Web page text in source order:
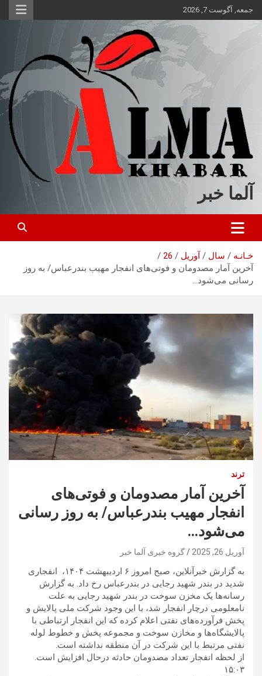
محتوا
جمعه, آگوست 7, 2026
آلما خبر
خـانـه سال آوریل
26
آخرین آمار مصدومان و فوتی‌های انفجار مهیب بندرعباس/ به روز
رسانی می‌شود…
ترند
آخرین آمار مصدومان و فوتی‌های
انفجار مهیب بندرعباس/ به روز رسانی
می‌شود…
آوریل 26, 2025 گروه خبری آلما خبر
به گزارش خبرآنلاین، صبح امروز ۶ اردیبهشت ۱۴۰۴، انفجاری
شدید در بندر شهید رجایی در بندرعباس رخ داد. به گزارش
رسانه‌ها یک مخزن سوخت در بندر شهید رجایی به علت
نامعلومی درچار انفجار شد، با این وجود شرکت ملی پالایش و
پخش فرآورده‌های نفتی اعلام کرده که این انفجار ارتباطی با
پالایشگاه‌ها و مخازن سوخت و مجموعه پخش و خطوط لوله
نفتی مرتبط با این شرکت در آن منطقه نداشته است.
از لحظه انفجار تعداد مصدومان حادثه درحال افزایش است.
۱۵:۰۳